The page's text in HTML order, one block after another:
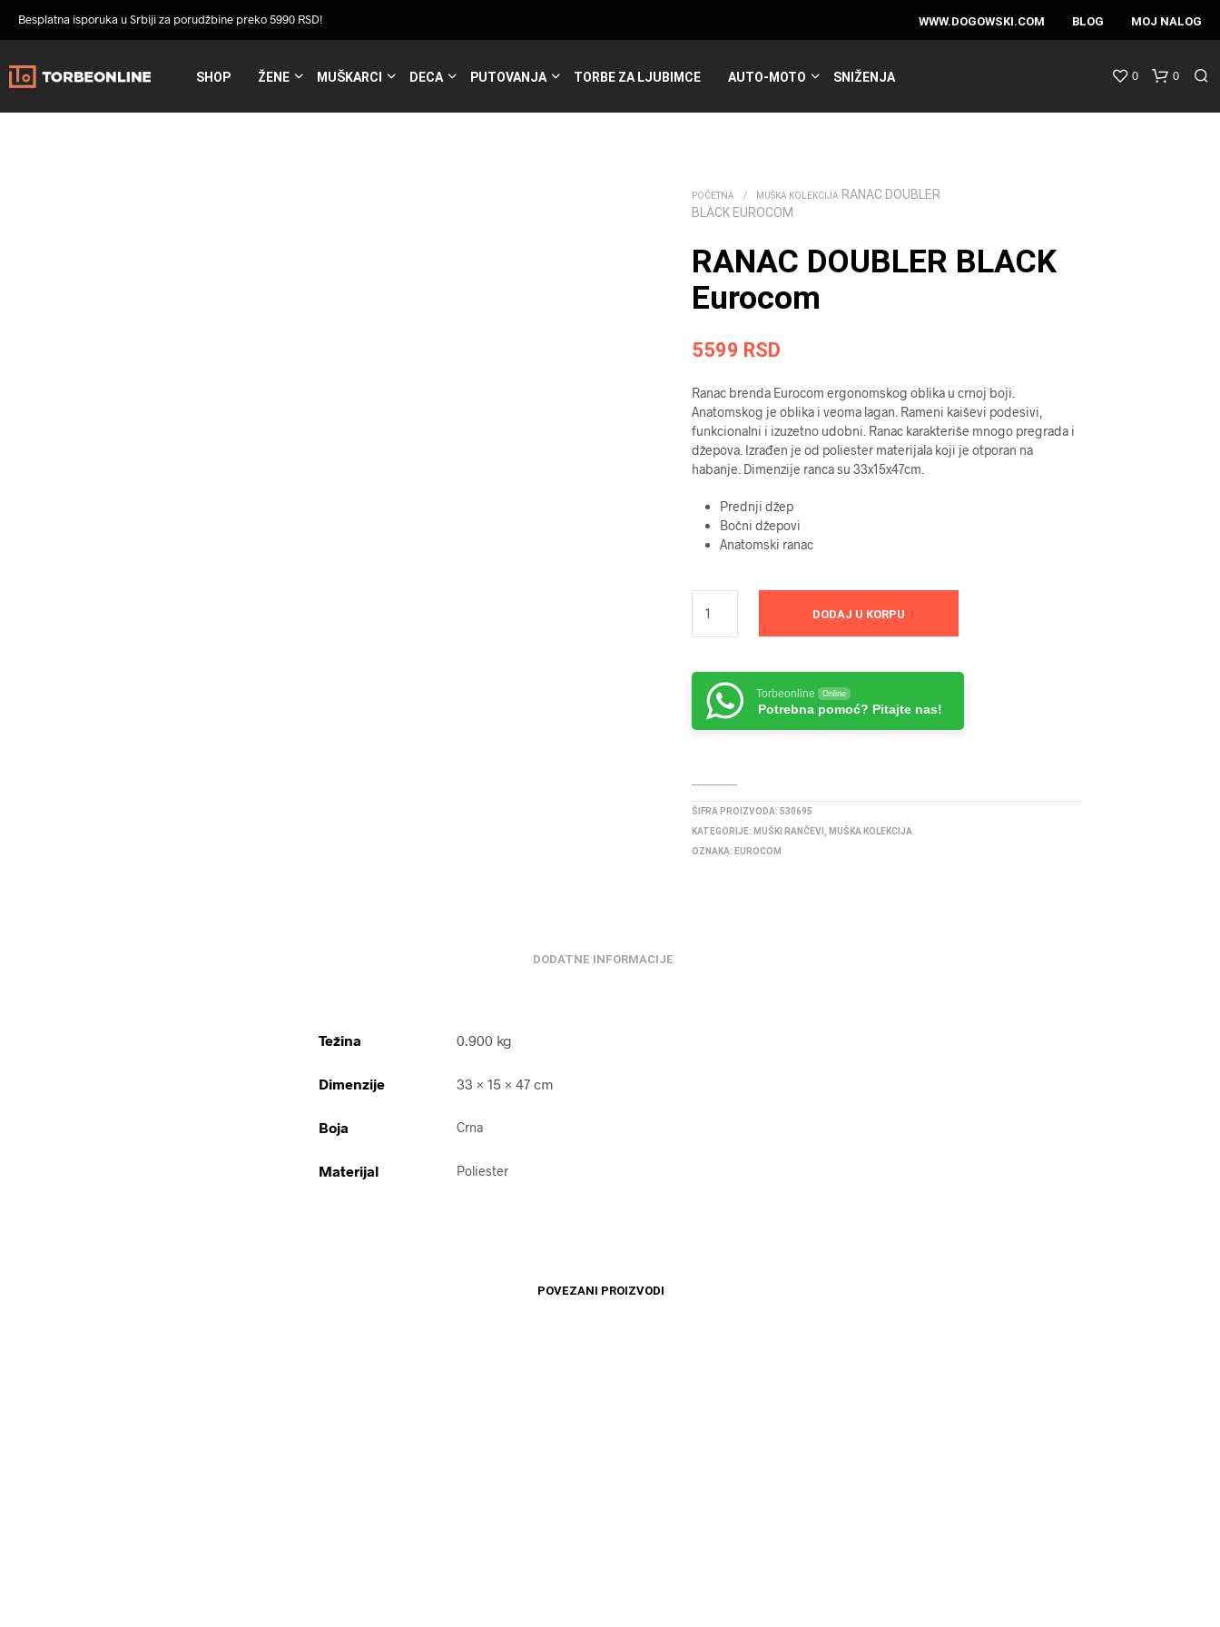
Besplatna isporuka u Srbiji za porudžbine preko 5990 RSD! WWW.DOGOWSKI.COM BLOG MOJ NALOG
SHOP ŽENE MUŠKARCI DECA PUTOVANJA TORBE ZA LJUBIMCE AUTO-MOTO SNIŽENJA 0 0
POČETNA / MUŠKA KOLEKCIJA RANAC DOUBLER
BLACK EUROCOM
RANAC DOUBLER BLACK
Eurocom
5599 RSD
Ranac brenda Eurocom ergonomskog oblika u crnoj boji.
Anatomskog je oblika i veoma lagan. Rameni kaiševi podesivi,
funkcionalni i izuzetno udobni. Ranac karakteriše mnogo pregrada i
džepova. Izrađen je od poliester materijala koji je otporan na
habanje. Dimenzije ranca su 33x15x47cm.
Prednji džep
Bočni džepovi
Anatomski ranac
DODAJ U KORPU
Torbeonline Online
Potrebna pomoć? Pitajte nas!
ŠIFRA PROIZVODA:530695
KATEGORIJE: MUŠKI RANČEVI
MUŠKA KOLEKCIJA
OZNAKA: EUROCOM
DODATNE INFORMACIJE
Težina 0.900 kg
Dimenzije 33 × 15 × 47 cm
Boja Crna
Materijal Poliester
POVEZANI PROIZVODI